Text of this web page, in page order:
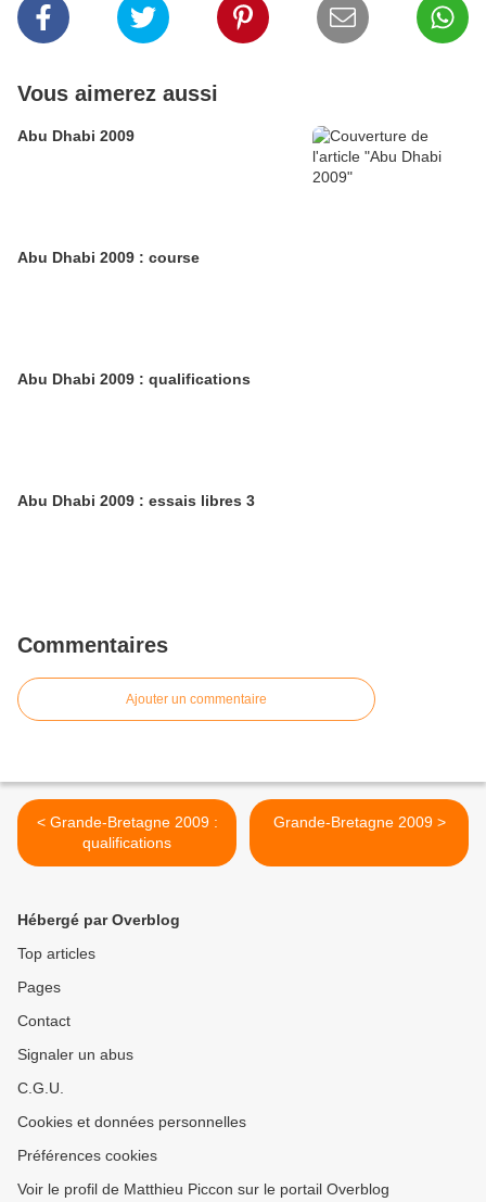
Vous aimerez aussi
Abu Dhabi 2009
Abu Dhabi 2009 : course
Abu Dhabi 2009 : qualifications
Abu Dhabi 2009 : essais libres 3
Commentaires
Ajouter un commentaire
< Grande-Bretagne 2009 :
qualifications
Grande-Bretagne 2009 >
Hébergé par Overblog
Top articles
Pages
Contact
Signaler un abus
C.G.U.
Cookies et données personnelles
Préférences cookies
Voir le profil de Matthieu Piccon sur le portail Overblog